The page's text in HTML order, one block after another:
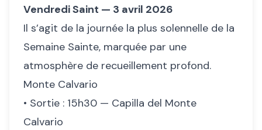
Vendredi Saint — 3 avril 2026
Il s’agit de la journée la plus solennelle de la
Semaine Sainte, marquée par une
atmosphère de recueillement profond.
Monte Calvario
• Sortie : 15h30 — Capilla del Monte
Calvario